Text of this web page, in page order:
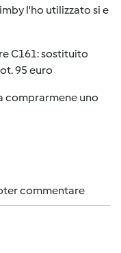
l'ho utilizzato si e
C161: sostituito
95 euro
comprarmene uno
commentare